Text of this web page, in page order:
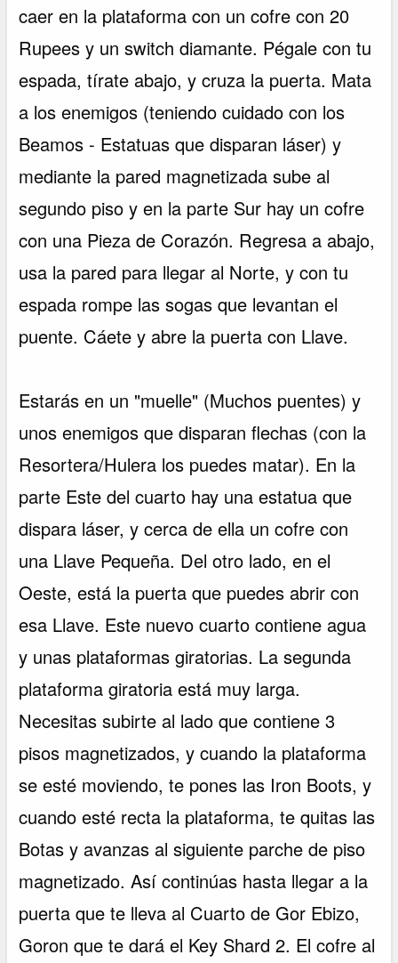
caer en la plataforma con un cofre con 20
Rupees y un switch diamante. Pégale con tu
espada, tírate abajo, y cruza la puerta. Mata
a los enemigos (teniendo cuidado con los
Beamos - Estatuas que disparan láser) y
mediante la pared magnetizada sube al
segundo piso y en la parte Sur hay un cofre
con una Pieza de Corazón. Regresa a abajo,
usa la pared para llegar al Norte, y con tu
espada rompe las sogas que levantan el
puente. Cáete y abre la puerta con Llave.
Estarás en un "muelle" (Muchos puentes) y
unos enemigos que disparan flechas (con la
Resortera/Hulera los puedes matar). En la
parte Este del cuarto hay una estatua que
dispara láser, y cerca de ella un cofre con
una Llave Pequeña. Del otro lado, en el
Oeste, está la puerta que puedes abrir con
esa Llave. Este nuevo cuarto contiene agua
y unas plataformas giratorias. La segunda
plataforma giratoria está muy larga.
Necesitas subirte al lado que contiene 3
pisos magnetizados, y cuando la plataforma
se esté moviendo, te pones las Iron Boots, y
cuando esté recta la plataforma, te quitas las
Botas y avanzas al siguiente parche de piso
magnetizado. Así continúas hasta llegar a la
puerta que te lleva al Cuarto de Gor Ebizo,
Goron que te dará el Key Shard 2. El cofre al